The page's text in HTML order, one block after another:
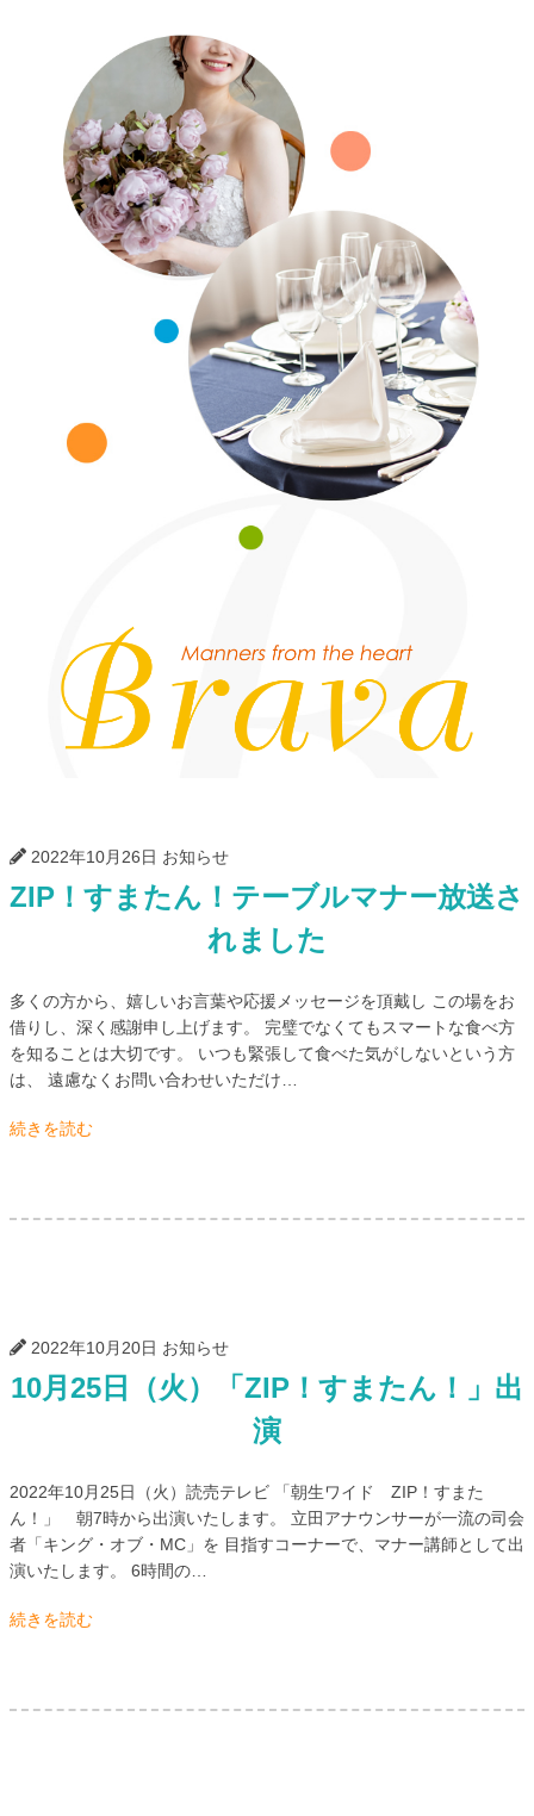
2022年10月26日 お知らせ
ZIP！すまたん！テーブルマナー放送さ
れました
多くの方から、嬉しいお言葉や応援メッセージを頂戴し この場をお
借りし、深く感謝申し上げます。 完璧でなくてもスマートな食べ方
を知ることは大切です。 いつも緊張して食べた気がしないという方
は、 遠慮なくお問い合わせいただけ…
続きを読む
2022年10月20日 お知らせ
10月25日（火）「ZIP！すまたん！」出
演
2022年10月25日（火）読売テレビ 「朝生ワイド ZIP！すまた
ん！」 朝7時から出演いたします。 立田アナウンサーが一流の司会
者「キング・オブ・MC」を 目指すコーナーで、マナー講師として出
演いたします。 6時間の…
続きを読む